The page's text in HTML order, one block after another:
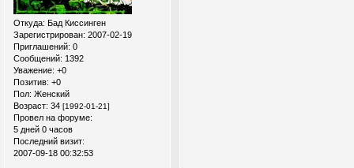
Откуда: Бад Киссинген
Зарегистрирован: 2007-02-19
Приглашений: 0
Сообщений: 1392
Уважение: +0
Позитив: +0
Пол: Женский
Возраст: 34 [1992-01-21]
Провел на форуме:
5 дней 0 часов
Последний визит:
2007-09-18 00:32:53